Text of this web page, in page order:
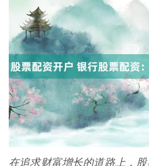
在追求财富增长的道路上，